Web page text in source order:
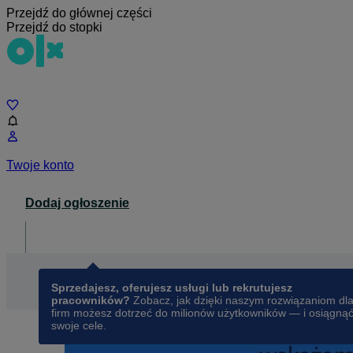
Przejdź do głównej części
Przejdź do stopki
Twoje konto
Dodaj ogłoszenie
Sprzedajesz, oferujesz usługi lub rekrutujesz
pracowników? Zobacz, jak dzięki naszym rozwiązaniom dla
firm możesz dotrzeć do milionów użytkowników — i osiągnąć
swoje cele.